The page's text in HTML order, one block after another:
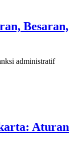
Besaran,
administratif
Aturan